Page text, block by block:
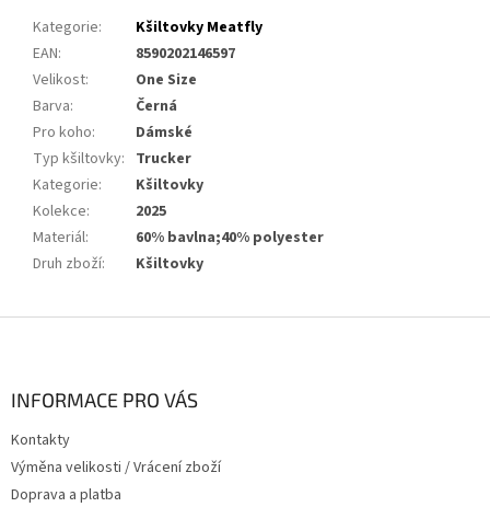
Kategorie:
Kšiltovky Meatfly
EAN:
8590202146597
Velikost:
One Size
Barva:
Černá
Pro koho:
Dámské
Typ kšiltovky: Trucker
Kategorie:
Kšiltovky
Kolekce:
2025
Materiál:
60% bavlna;40% polyester
Druh zboží: Kšiltovky
INFORMACE PRO VÁS
Kontakty
Výměna velikosti / Vrácení zboží
Doprava a platba